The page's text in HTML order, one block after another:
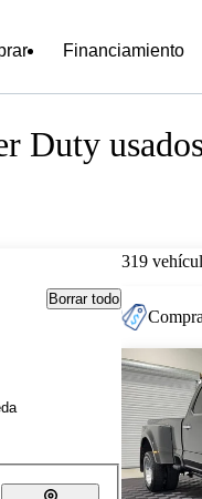
Financiamiento
Duty
Borrar todo
319